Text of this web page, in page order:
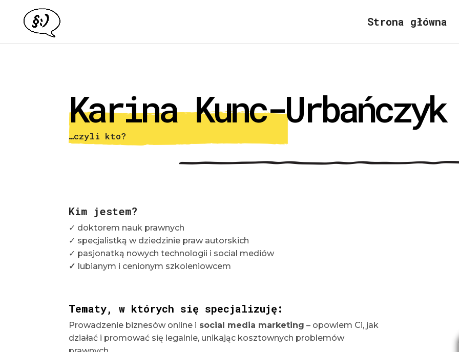
Strona główna
Karina Kunc-Urbańczyk
…czyli kto?
Kim jestem?
✓ doktorem nauk prawnych
✓ specjalistką w dziedzinie praw autorskich
✓ pasjonatką nowych technologii i social mediów
✓ lubianym i cenionym szkoleniowcem
Tematy, w których się specjalizuję:
Prowadzenie biznesów online i social media marketing – opowiem Ci, jak
działać i promować się legalnie, unikając kosztownych problemów